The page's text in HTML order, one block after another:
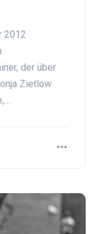
2012
der über
Zietlow